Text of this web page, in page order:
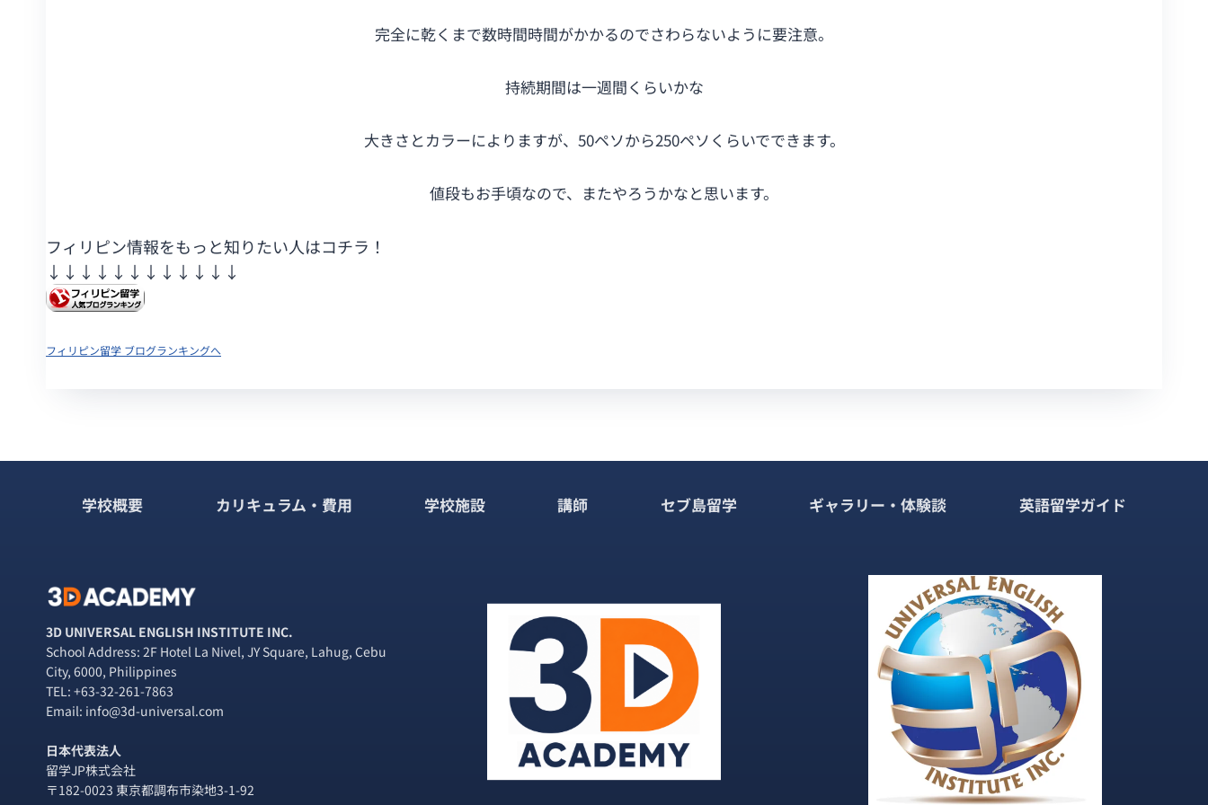
完全に乾くまで数時間時間がかかるのでさわらないように要注意。
持続期間は一週間くらいかな
大きさとカラーによりますが、50ペソから250ペソくらいでできます。
値段もお手頃なので、またやろうかなと思います。
フィリピン情報をもっと知りたい人はコチラ！
↓↓↓↓↓↓ ↓↓↓↓↓↓
フィリピン留学 ブログランキングへ
学校概要 カリキュラム・費用 学校施設 講師 セブ島留学 ギャラリー・体験談 英語留学ガイド
3D UNIVERSAL ENGLISH INSTITUTE INC.
School Address: 2F Hotel La Nivel, JY Square, Lahug, Cebu
City, 6000, Philippines
TEL: +63-32-261-7863
Email: info@3d-universal.com
日本代表法人
留学JP株式会社
〒182-0023 東京都調布市染地3-1-92